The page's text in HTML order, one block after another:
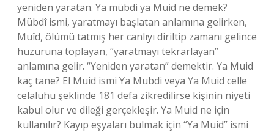
yeniden yaratan. Ya mübdi ya Muid ne demek?
Mübdî ismi, yaratmayı başlatan anlamına gelirken,
Muîd, ölümü tatmış her canlıyı diriltip zamanı gelince
huzuruna toplayan, “yaratmayı tekrarlayan”
anlamına gelir. “Yeniden yaratan” demektir. Ya Muid
kaç tane? El Muid ismi Ya Mubdi veya Ya Muid celle
celaluhu şeklinde 181 defa zikredilirse kişinin niyeti
kabul olur ve dileği gerçekleşir. Ya Muid ne için
kullanılır? Kayıp eşyaları bulmak için “Ya Muid” ismi